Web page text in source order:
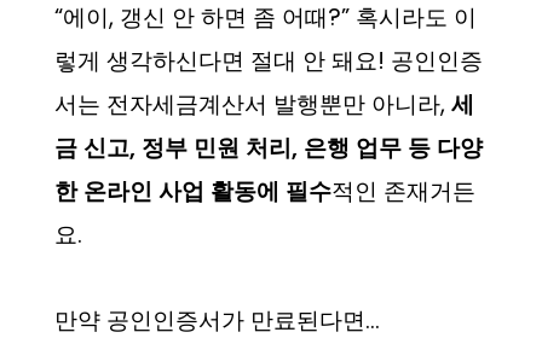
“에이, 갱신 안 하면 좀 어때?” 혹시라도 이
렇게 생각하신다면 절대 안 돼요! 공인인증
서는 전자세금계산서 발행뿐만 아니라, 세
금 신고, 정부 민원 처리, 은행 업무 등 다양
한 온라인 사업 활동에 필수적인 존재거든
요.
만약 공인인증서가 만료된다면…